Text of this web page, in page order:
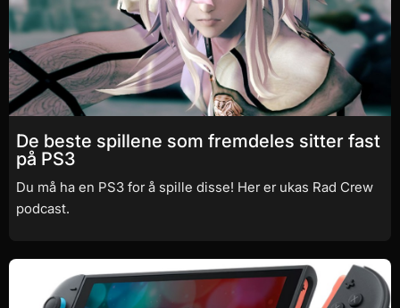
De beste spillene som fremdeles sitter fast
på PS3
Du må ha en PS3 for å spille disse! Her er ukas Rad Crew
podcast.